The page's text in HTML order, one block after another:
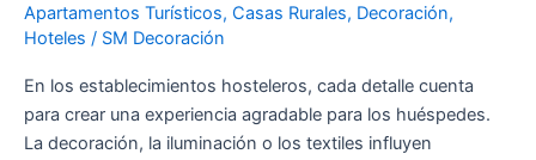
Apartamentos Turísticos, Casas Rurales, Decoración,
Hoteles / SM Decoración
En los establecimientos hosteleros, cada detalle cuenta
para crear una experiencia agradable para los huéspedes.
La decoración, la iluminación o los textiles influyen